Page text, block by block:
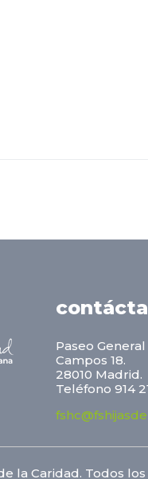
Paseo
Campos 18.
28010 Madrid.
Teléfono 914
la Caridad. Todos